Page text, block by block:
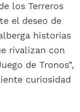
los Terreros
el deseo de
historias
rivalizan con
de Tronos”,
curiosidad